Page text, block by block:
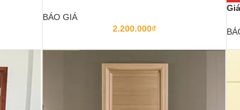
BÁO GIÁ
2.200.000₫